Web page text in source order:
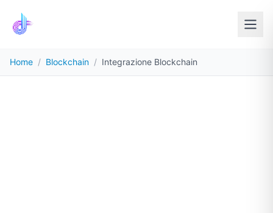
Home / Blockchain / Integrazione Blockchain